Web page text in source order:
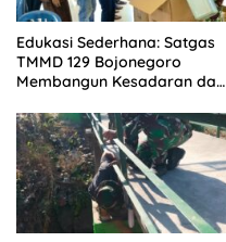
Edukasi Sederhana: Satgas
TMMD 129 Bojonegoro
Membangun Kesadaran dan
di Kesongo